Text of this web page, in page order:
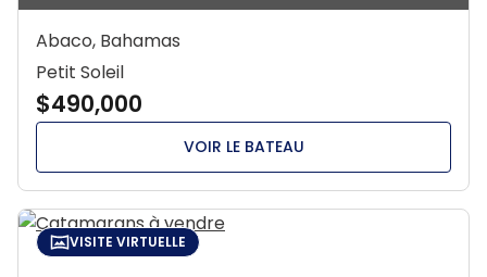
Abaco, Bahamas
Petit Soleil
$490,000
VOIR LE BATEAU
VISITE VIRTUELLE